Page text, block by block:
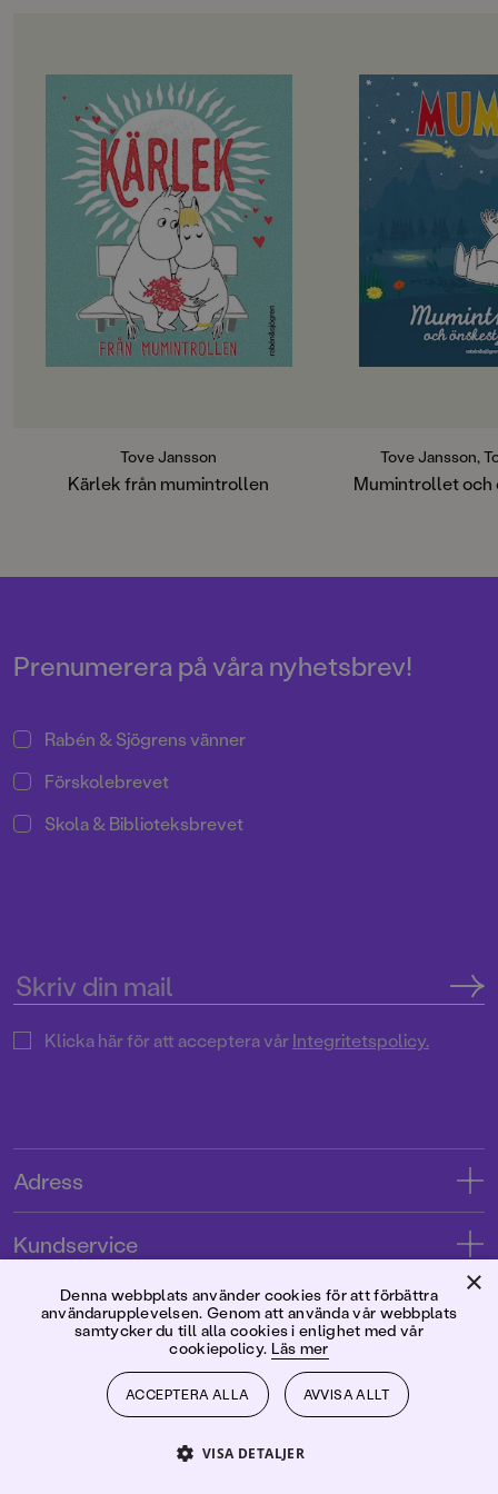
OM BOKEN
Kärleken är tystlåten, kärleken är
vild. Kärleken är försiktig, kärleken
är modig. Kärlek är att hålla nära,
och att släppa iväg. Kärleken är allt.
Nu kommer Mumintrollen med en
perfekt presentbok till någon du
tycker om. Passar till både partner,
bästisen, farmor och din lilla
favoritunge.
Tove Jansson
Kärlek från mumintrollen
OM BOKEN
Mumintrollet
blänkande liten vit
blänker som en
verkligen vara en
Snorkfröken tror?
Mumintrollet
att önska sig
själv? Han måste
Snusmumriken
önskningar.
Tove Jansson,
Mumintrollet och
Prenumerera på våra nyhetsbrev!
Rabén & Sjögrens vänner
Förskolebrevet
Skola & Biblioteksbrevet
Klicka här för att acceptera vårIntegritetspolicy.
Adress
Tryckerigatan 4
Org.nr: 556045-7748
Kundservice
Kontakta oss
Kundservice
Användarvillkor intressenter
Användarvillkor nyhetsbrev
Förlaget
Jobba hos oss
Rabén & Sjögren
×
Denna webbplats använder cookies för att förbättra
användarupplevelsen. Genom att använda vår webbplats
samtycker du till alla cookies i enlighet med vår
cookiepolicy. Läs mer
ACCEPTERA ALLA AVVISA ALLT
VISA DETALJER